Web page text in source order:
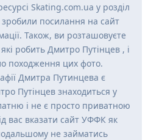
Skating.com.ua у розділ
зробили посилання на сайт
Також, ви розташовуєте
робить Дмитро Путінцев , і
походження цих фото.
Дмитра Путинцева є
Путінцев знаходиться у
і не є просто приватною
вас вказати сайт УФФК як
не займатись